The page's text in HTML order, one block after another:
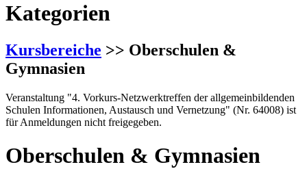
Kategorien
Kursbereiche >> Oberschulen &
Gymnasien
Veranstaltung "4. Vorkurs-Netzwerktreffen der allgemeinbildenden
Schulen Informationen, Austausch und Vernetzung" (Nr. 64008) ist
für Anmeldungen nicht freigegeben.
Oberschulen & Gymnasien